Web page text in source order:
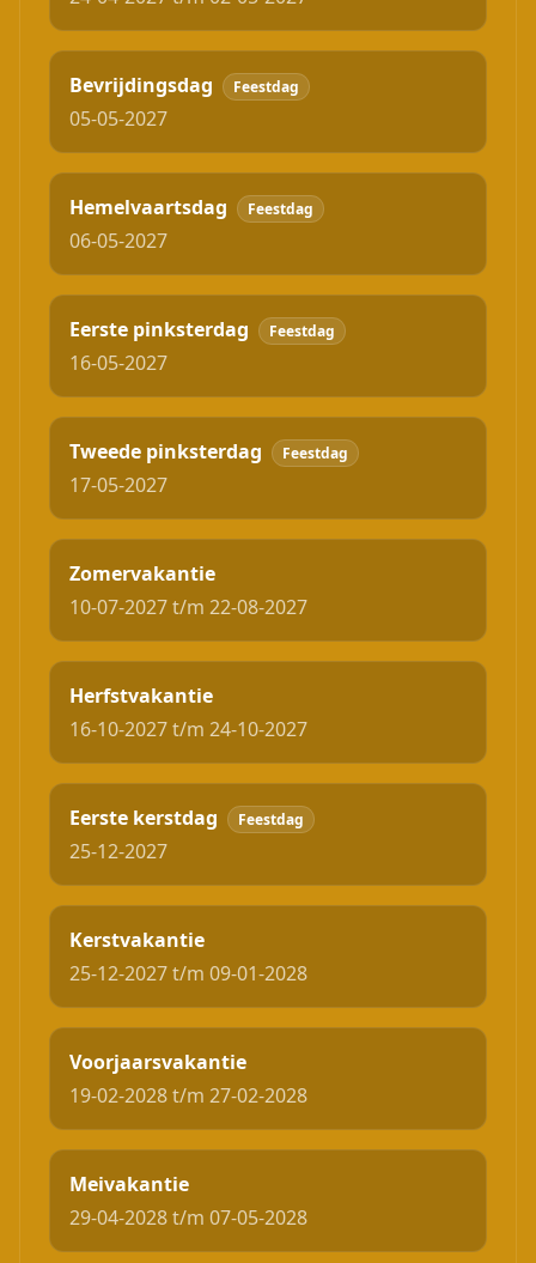
Bevrijdingsdag Feestdag
05-05-2027
Hemelvaartsdag Feestdag
06-05-2027
Eerste pinksterdag Feestdag
16-05-2027
Tweede pinksterdag Feestdag
17-05-2027
Zomervakantie
10-07-2027 t/m 22-08-2027
Herfstvakantie
16-10-2027 t/m 24-10-2027
Eerste kerstdag Feestdag
25-12-2027
Kerstvakantie
25-12-2027 t/m 09-01-2028
Voorjaarsvakantie
19-02-2028 t/m 27-02-2028
Meivakantie
29-04-2028 t/m 07-05-2028